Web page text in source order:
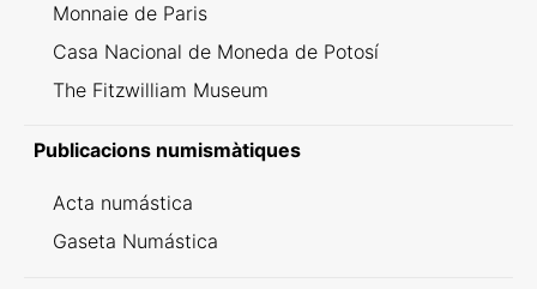
Monnaie de Paris
Casa Nacional de Moneda de Potosí
The Fitzwilliam Museum
Publicacions numismàtiques
Acta numástica
Gaseta Numástica